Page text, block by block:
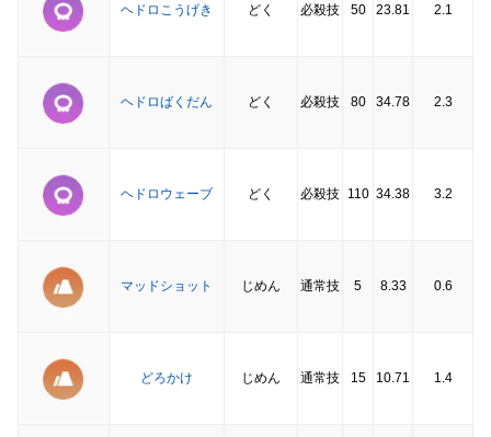
ヘドロこうげき どく 必殺技 50 23.81 2.1
ヘドロばくだん どく 必殺技 80 34.78 2.3
ヘドロウェーブ どく 必殺技 110 34.38 3.2
マッドショット じめん 通常技 5 8.33 0.6
どろかけ じめん 通常技 15 10.71 1.4